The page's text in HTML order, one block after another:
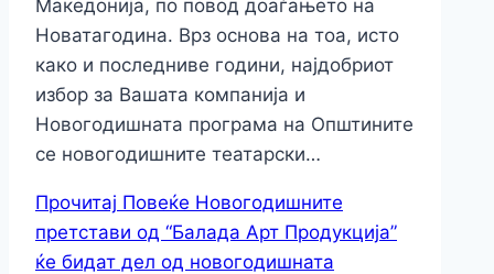
Македонија, по повод доаѓањето на
Новатагодина. Врз основа на тоа, исто
како и последниве години, најдобриот
избор за Вашата компанија и
Новогодишната програма на Општините
се новогодишните театарски…
Прочитај Повеќе Новогодишните
претстави од “Балада Арт Продукција”
ќе бидат дел од новогодишната